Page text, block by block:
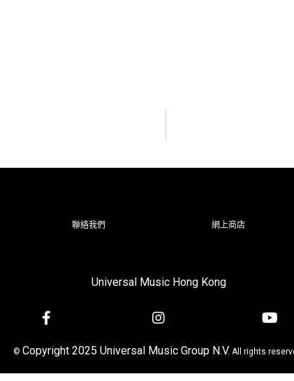
聯絡我們 網上商店
Universal Music Hong Kong
© Copyright 2025 Universal Music Group N.V. All rights